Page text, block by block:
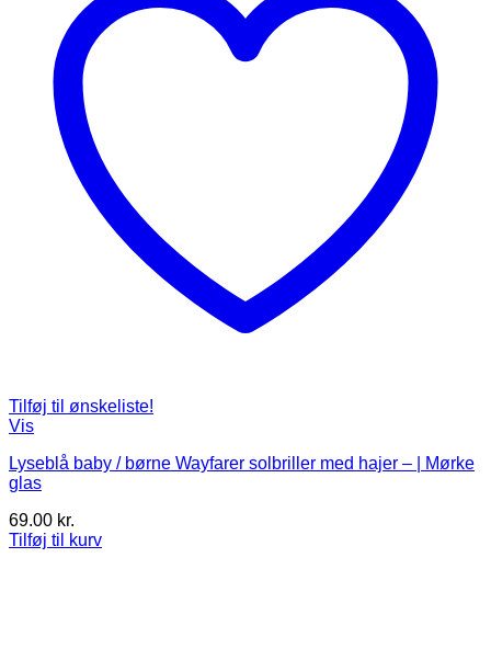
Tilføj til ønskeliste!
Vis
Lyseblå baby / børne Wayfarer solbriller med hajer – | Mørke
glas
69.00 kr.
Tilføj til kurv